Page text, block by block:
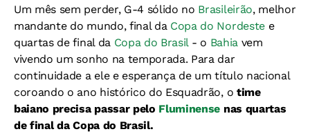
Um mês sem perder, G-4 sólido no Brasileirão, melhor
mandante do mundo, final da Copa do Nordestee
quartas de final da Copa do Brasil - o Bahia vem
vivendo um sonho na temporada. Para dar
continuidade a ele e esperança de um título nacional
coroando o ano histórico do Esquadrão, o time
baiano precisa passar pelo Fluminense nas quartas
de final da Copa do Brasil.